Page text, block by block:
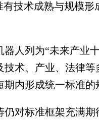
技术成熟与规模
列为“未来产业
术、产业、法律等
内形成统一标准的
对标准框架充满期